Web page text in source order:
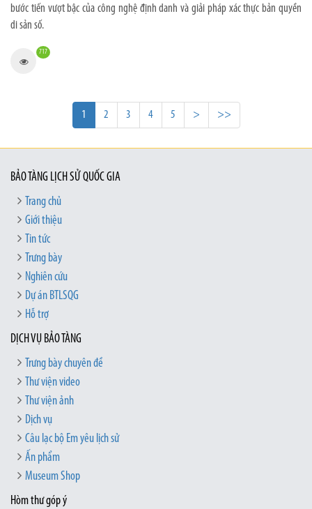
bước tiến vượt bậc của công nghệ định danh và giải pháp xác thực bản quyền
di sản số.
717
1 2 3 4 5 > >>
BẢO TÀNG LỊCH SỬ QUỐC GIA
Trang chủ
Giới thiệu
Tin tức
Trưng bày
Nghiên cứu
Dự án BTLSQG
Hỗ trợ
DỊCH VỤ BẢO TÀNG
Trưng bày chuyên đề
Thư viện video
Thư viện ảnh
Dịch vụ
Câu lạc bộ Em yêu lịch sử
Ấn phẩm
Museum Shop
Hòm thư góp ý